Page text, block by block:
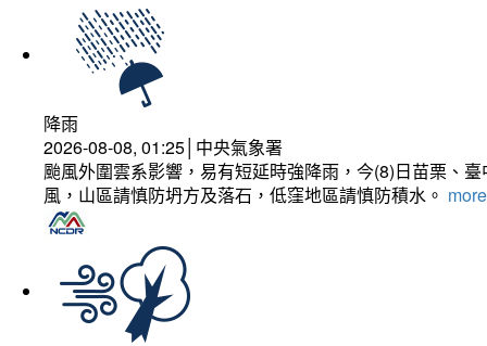
降雨
2026-08-08, 01:25│中央氣象署
颱風外圍雲系影響，易有短延時強降雨，今(8)日苗栗、
風，山區請慎防坍方及落石，低窪地區請慎防積水。